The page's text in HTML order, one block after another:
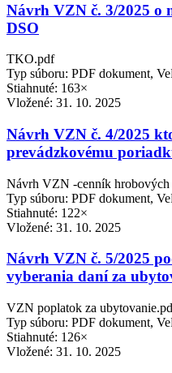
Návrh VZN č. 3/2025 o
DSO
TKO.pdf
Typ súboru: PDF dokument,
Stiahnuté: 163×
Vložené: 31. 10. 2025
Návrh VZN č. 4/2025
prevádzkovému
Návrh VZN -cenník hrobových
Typ súboru: PDF dokument,
Stiahnuté: 122×
Vložené: 31. 10. 2025
Návrh VZN č. 5/2025
vyberania daní za
VZN poplatok za
Typ súboru: PDF dokument,
Stiahnuté: 126×
Vložené: 31. 10. 2025